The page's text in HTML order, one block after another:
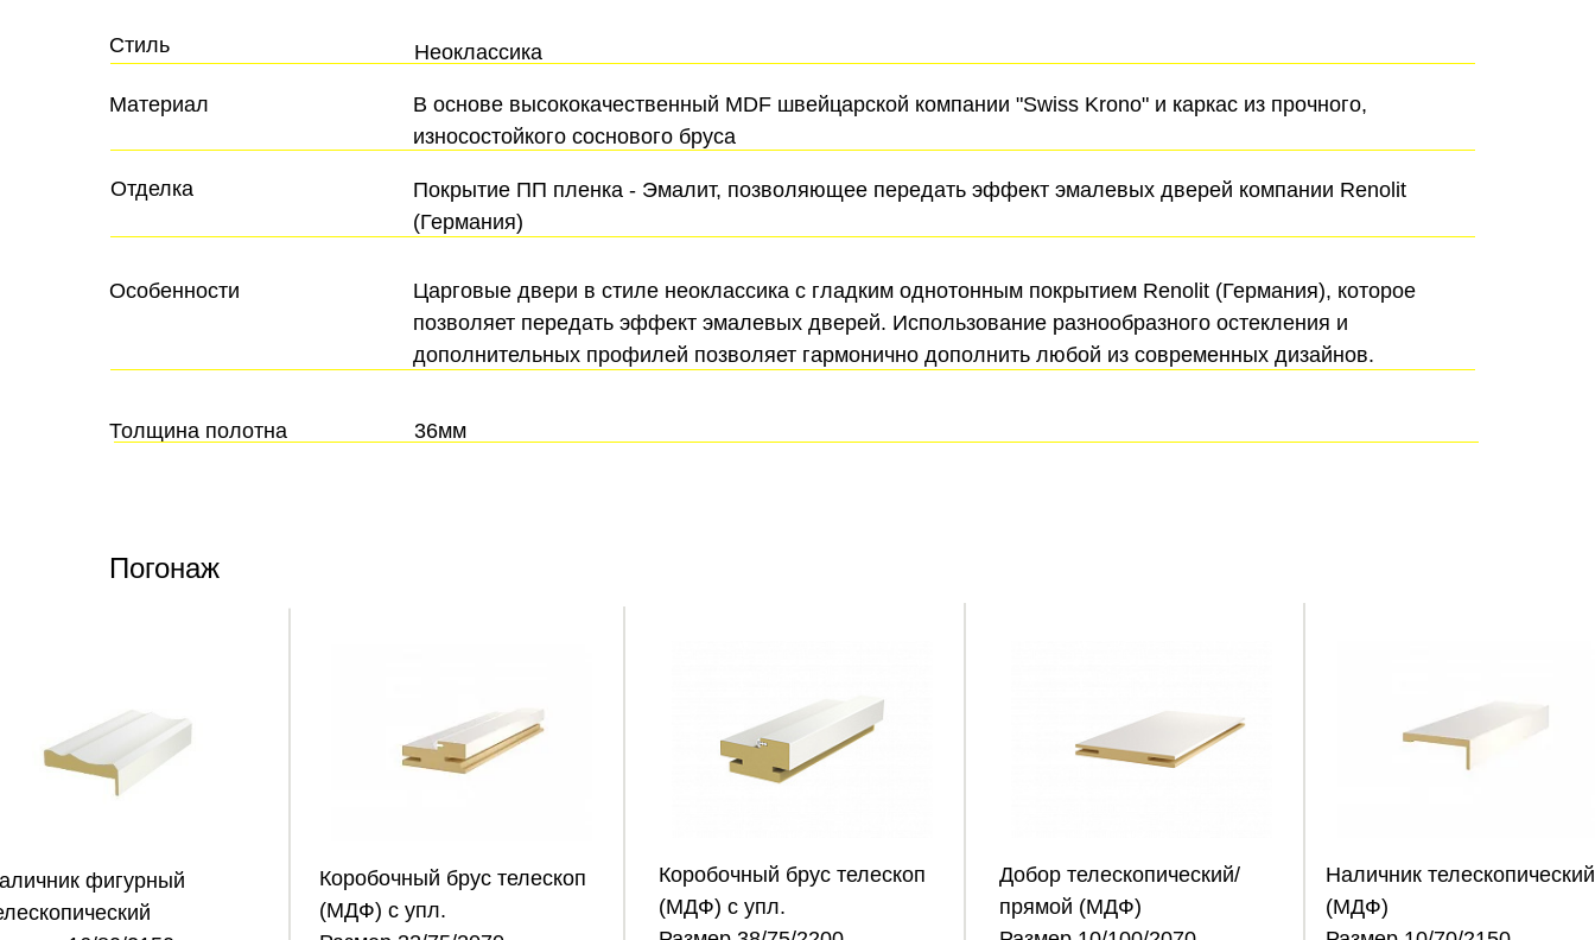
Стиль
Материал
Отделка
Особенности
Неоклассика
В основе высококачественный MDF швейцарской компании "Swiss Krono" и каркас из прочного,
износостойкого соснового бруса
Покрытие ПП пленка - Эмалит, позволяющее передать эффект эмалевых дверей компании Renolit
(Германия)
Царговые двери в стиле неоклассика с гладким однотонным покрытием Renolit (Германия), которое
позволяет передать эффект эмалевых дверей. Использование разнообразного остекления и
дополнительных профилей позволяет гармонично дополнить любой из современных дизайнов.
Толщина полотна 36мм
Погонаж
фигурный
Коробочный брус телескоп
(МДФ) с упл.
Коробочный брус телескоп
(МДФ) с упл.
Добор телескопический/
прямой (МДФ)
Наличник телескопический
(МДФ)